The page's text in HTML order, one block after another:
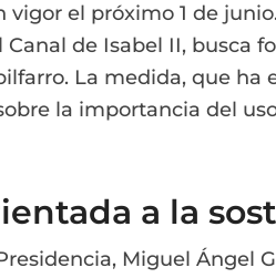
el próximo 1 de
de Isabel II, busca
La medida, que ha
la importancia del
a la
Miguel Ángel